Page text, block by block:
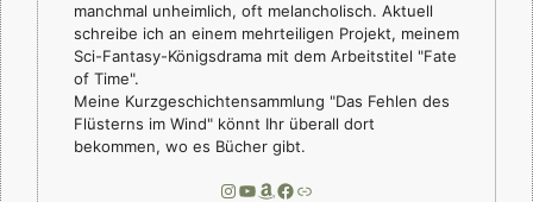
manchmal unheimlich, oft melancholisch. Aktuell
schreibe ich an einem mehrteiligen Projekt, meinem
Sci-Fantasy-Königsdrama mit dem Arbeitstitel "Fate
of Time".
Meine Kurzgeschichtensammlung "Das Fehlen des
Flüsterns im Wind" könnt Ihr überall dort
bekommen, wo es Bücher gibt.
Instagram
YouTube
Amazon
Facebook
Link